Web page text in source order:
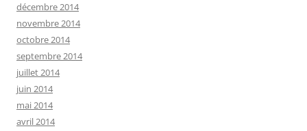
décembre 2014
novembre 2014
octobre 2014
septembre 2014
juillet 2014
juin 2014
mai 2014
avril 2014